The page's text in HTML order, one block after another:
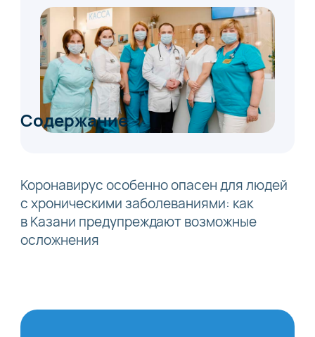
Содержание
Коронавирус особенно опасен для людей
с хроническими заболеваниями: как
в Казани предупреждают возможные
осложнения